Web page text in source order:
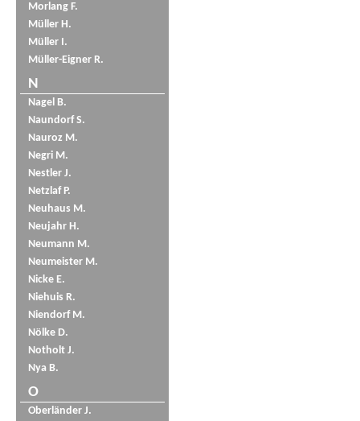
Morlang F.
Müller H.
Müller I.
Müller-Eigner R.
N
Nagel B.
Naundorf S.
Nauroz M.
Negri M.
Nestler J.
Netzlaf P.
Neuhaus M.
Neujahr H.
Neumann M.
Neumeister M.
Nicke E.
Niehuis R.
Niendorf M.
Nölke D.
Notholt J.
Nya B.
O
Oberländer J.